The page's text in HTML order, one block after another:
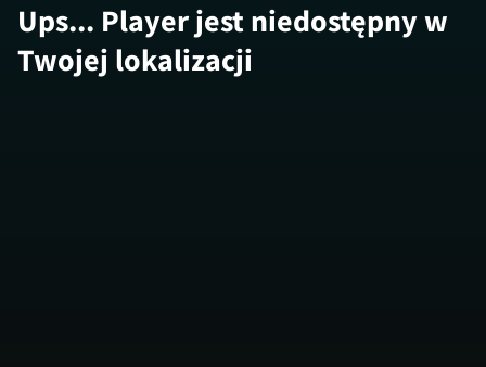
Ups... Player jest niedostępny w
Twojej lokalizacji